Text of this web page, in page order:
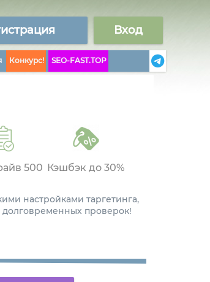
Вход
Конкурс! SEO-FAST.TOP
500 Кэшбэк до 30%
настройками таргетинга,
проверок!